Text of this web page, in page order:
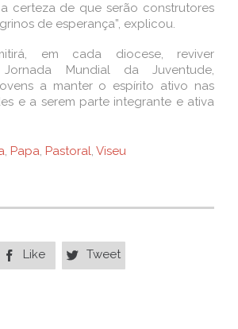
certeza de que serão construtores
de esperança”, explicou.
em cada diocese, reviver
Mundial da Juventude,
a manter o espírito ativo nas
e a serem parte integrante e ativa
, Papa, Pastoral, Viseu
 Like  Tweet